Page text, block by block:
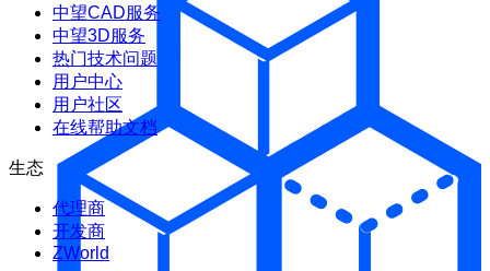
中望CAD服务
中望3D服务
热门技术问题
用户中心
用户社区
在线帮助文档
生态
代理商
开发商
ZWorld